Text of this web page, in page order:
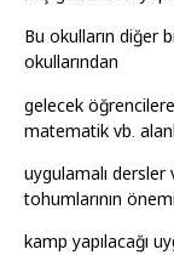
Bu okulların diğer
okullarından
gelecek öğrencilere
matematik vb.
uygulamalı dersler
tohumlarının
kamp yapılacağı